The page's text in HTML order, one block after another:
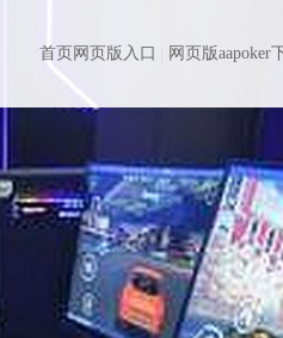
首页网页版入口 网页版aapoker